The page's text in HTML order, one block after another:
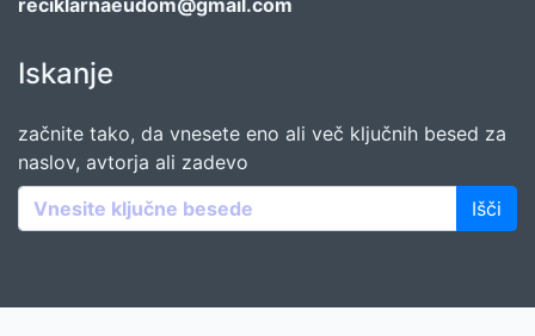
reciklarnaeudom@gmail.com
Iskanje
začnite tako, da vnesete eno ali več ključnih besed za
naslov, avtorja ali zadevo
Išči